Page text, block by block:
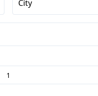
City